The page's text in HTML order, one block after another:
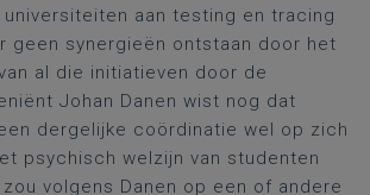
aan testing en tracing
geen synergieën ontstaan door het
al die initiatieven door de
Johan Danen wist nog dat
dergelijke coördinatie wel op zich
psychisch welzijn van studenten
volgens Danen op een of andere